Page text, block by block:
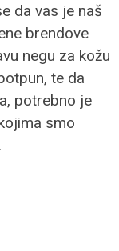
da vas je naš
brendove
negu za kožu
te da
potrebno je
smo